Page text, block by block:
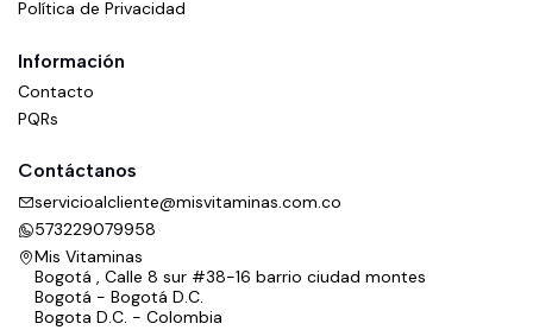
Política de Privacidad
Información
Contacto
PQRs
Contáctanos
servicioalcliente@misvitaminas.com.co
573229079958
Mis Vitaminas
Bogotá , Calle 8 sur #38-16 barrio ciudad montes
Bogotá - Bogotá D.C.
Bogota D.C. - Colombia